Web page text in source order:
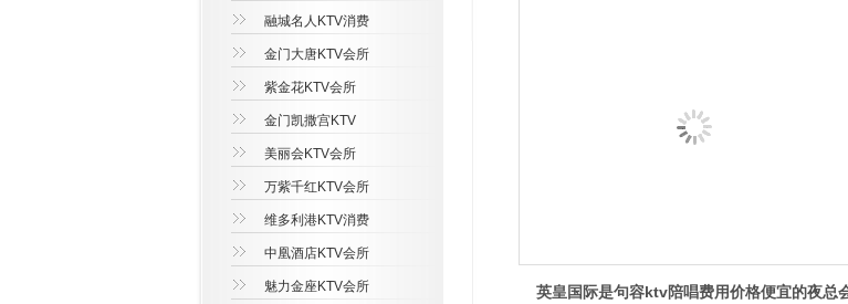
融城名人KTV消费
金门大唐KTV会所
紫金花KTV会所
金门凯撒宫KTV
美丽会KTV会所
万紫千红KTV会所
维多利港KTV消费
中凰酒店KTV会所
魅力金座KTV会所
英皇国际是句容ktv陪唱费用价格便宜的夜总